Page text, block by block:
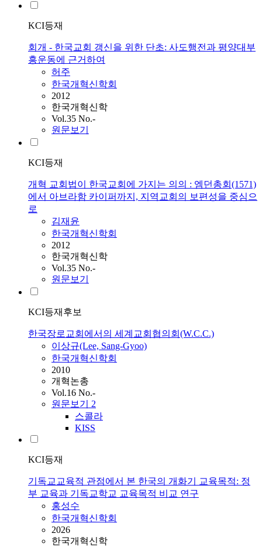
KCI등재
회개 - 한국교회 갱신을 위한 단초: 사도행전과 평양대부
흥운동에 근거하여
허주
한국개혁신학회
2012
한국개혁신학
Vol.35 No.-
원문보기
KCI등재
개혁 교회법이 한국교회에 가지는 의의 : 엠던총회(1571)
에서 아브라함 카이퍼까지, 지역교회의 보편성을 중심으
로
김재윤
한국개혁신학회
2012
한국개혁신학
Vol.35 No.-
원문보기
KCI등재후보
한국장로교회에서의 세계교회협의회(W.C.C.)
이상규(Lee, Sang-Gyoo)
한국개혁신학회
2010
개혁논총
Vol.16 No.-
원문보기 2
스콜라
KISS
KCI등재
기독교교육적 관점에서 본 한국의 개화기 교육목적: 정
부 교육과 기독교학교 교육목적 비교 연구
홍성수
한국개혁신학회
2026
한국개혁신학